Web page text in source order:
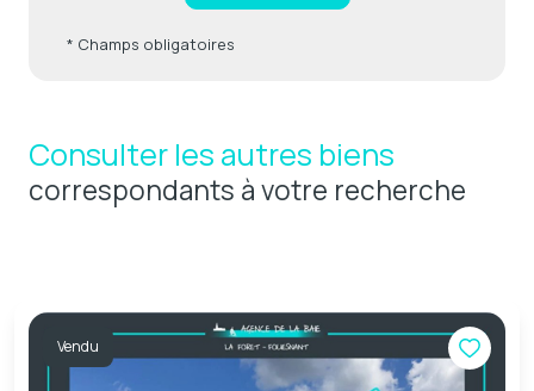
* Champs obligatoires
Consulter les autres biens
correspondants à votre recherche
Vendu